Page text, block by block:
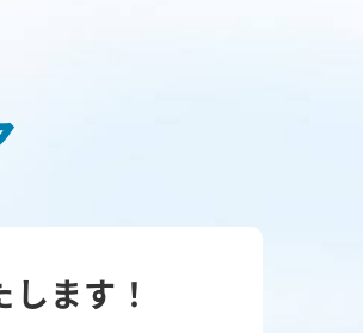
します！